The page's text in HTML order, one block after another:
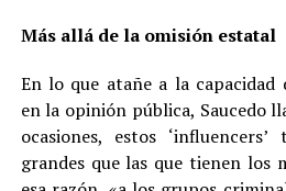
Más allá de la omisión estatal
En lo que atañe a la capacidad
en la opinión pública, Saucedo
ocasiones, estos
grandes que las que tienen los